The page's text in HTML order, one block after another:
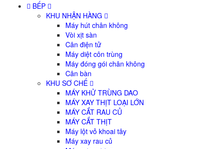
BẾP
KHU NHẬN HÀNG
Máy hút chân không
Vòi xịt sàn
Cân điện tử
Máy diệt côn trùng
Máy đóng gói chân không
Cân bàn
KHU SƠ CHẾ
MÁY KHỬ TRÙNG DAO
MÁY XAY THỊT LOẠI LỚN
MÁY CẮT RAU CỦ
MÁY CẮT THỊT
Máy lột vỏ khoai tây
Máy xay rau củ